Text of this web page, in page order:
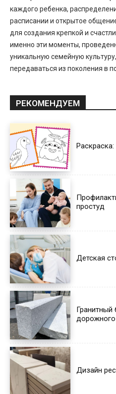
каждого ребенка,
расписании и открытое
для создания крепкой и
именно эти моменты,
уникальную семейную
передаваться из поколения в
РЕКОМЕНДУЕМ
простуд
Детская
Дизайн